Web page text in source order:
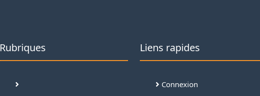
Rubriques Liens rapides
Connexion